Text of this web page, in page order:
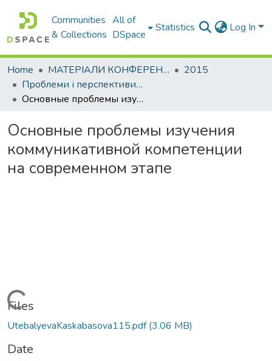
Communities
& Collections
All of
DSpace
Statistics Log In
Home МАТЕРІАЛИ КОНФЕРЕНЦІЙ
2015
Проблеми і перспективи мовної підготовки іноземних студентів
Основные проблемы изучения коммуникативной компетенции на современном этапе
Основные проблемы изучения
коммуникативной компетенции
на современном этапе
Loading...
Files
UtebalyevaKaskabasova115.pdf(3.06 MB)
Date